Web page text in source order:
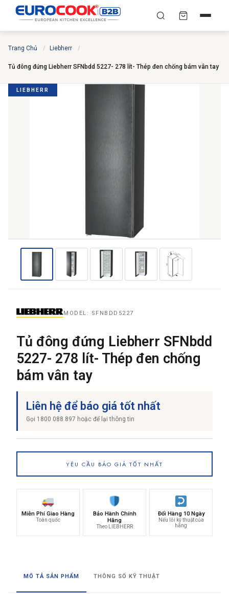
YÊU CẦU BÁO GIÁ TỐT
NHẤT
→ GỬI YÊU CẦU BÁO GIÁ
Trang Chủ / Liebherr /
Tủ đông đứng Liebherr SFNbdd 5227- 278 lít- Thép đen chống bám vân tay
LIEBHERR
MODEL: SFNBDD5227
Tủ đông đứng Liebherr SFNbdd
5227- 278 lít- Thép đen chống
bám vân tay
Liên hệ để báo giá tốt nhất
Gọi 1800 088 897 hoặc để lại thông tin
YÊU CẦU BÁO GIÁ TỐT NHẤT
Miễn Phí Giao Hàng
Toàn quốc
Bảo Hành Chính
Hãng
Theo LIEBHERR
Đổi Hàng 10 Ngày
Nếu lỗi kỹ thuật của
hãng
MÔ TẢ SẢN PHẨM THÔNG SỐ KỸ THUẬT